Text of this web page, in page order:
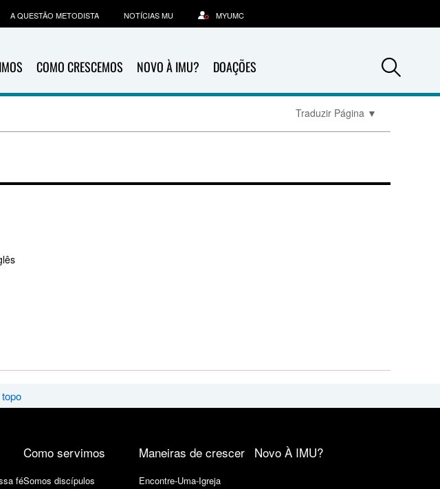
COMO CRESCEMOS NOVO À IMU? DOAÇÕES
A QUESTÃO METODISTA NOTÍCIAS MU MYUMC
Traduzir Página ▼
fé
Como servimos
Somos discípulos
Maneiras de crescer
Encontre-Uma-Igreja
Novo À IMU?